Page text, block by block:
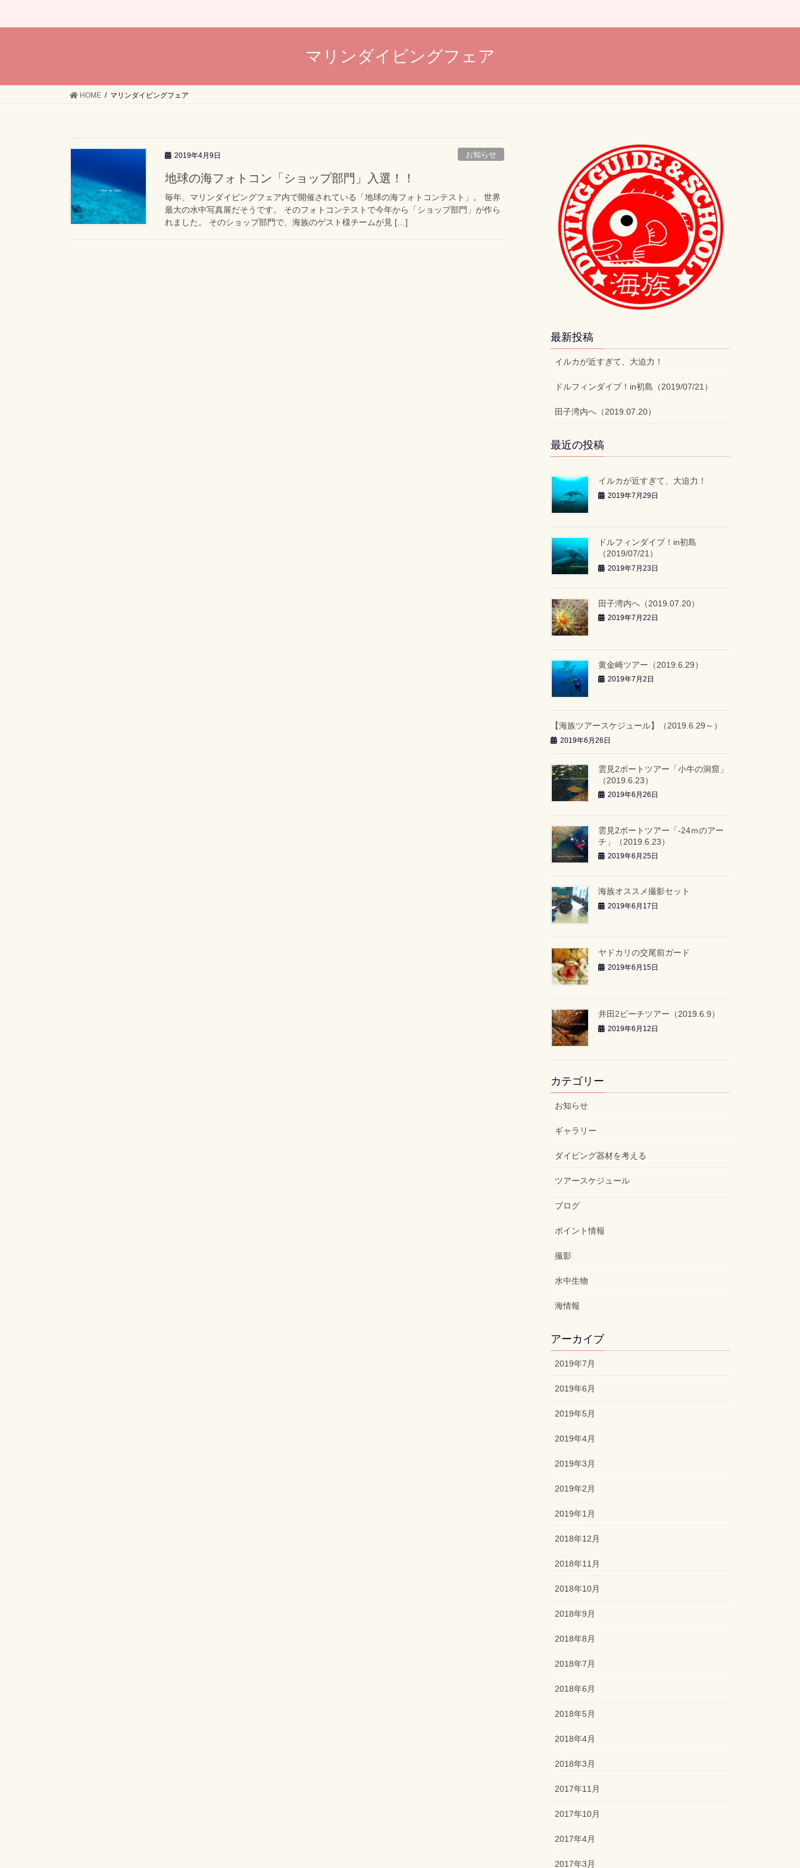
マリンダイビングフェア
HOME マリンダイビングフェア
2019年4月9日 お知らせ
地球の海フォトコン「ショップ部門」入選！！
毎年、マリンダイビングフェア内で開催されている「地球の海フォトコンテスト」。 世界
最大の水中写真展だそうです。 そのフォトコンテストで今年から「ショップ部門」が作ら
れました。 そのショップ部門で、海族のゲスト様チームが見 […]
最新投稿
イルカが近すぎて、大迫力！
ドルフィンダイブ！in初島（2019/07/21）
田子湾内へ（2019.07.20）
最近の投稿
イルカが近すぎて、大迫力！
2019年7月29日
ドルフィンダイブ！in初島
（2019/07/21）
2019年7月23日
田子湾内へ（2019.07.20）
2019年7月22日
黄金崎ツアー（2019.6.29）
2019年7月2日
【海族ツアースケジュール】（2019.6.29～）
2019年6月26日
雲見2ボートツアー「小牛の洞窟」
（2019.6.23）
2019年6月26日
雲見2ボートツアー「-24ｍのアー
チ」（2019.6.23）
2019年6月25日
海族オススメ撮影セット
2019年6月17日
ヤドカリの交尾前ガード
2019年6月15日
井田2ビーチツアー（2019.6.9）
2019年6月12日
カテゴリー
お知らせ
ギャラリー
ダイビング器材を考える
ツアースケジュール
ブログ
ポイント情報
撮影
水中生物
海情報
アーカイブ
2019年7月
2019年6月
2019年5月
2019年4月
2019年3月
2019年2月
2019年1月
2018年12月
2018年11月
2018年10月
2018年9月
2018年8月
2018年7月
2018年6月
2018年5月
2018年4月
2018年3月
2017年11月
2017年10月
2017年4月
2017年3月